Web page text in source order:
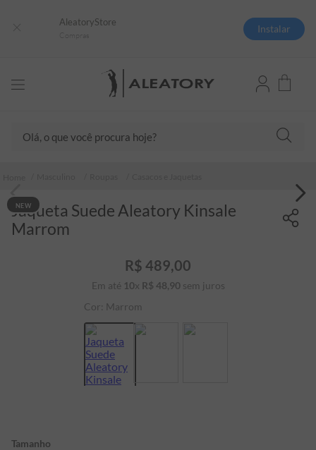
AleatoryStore
Instalar
NEW
Jaqueta Suede Aleatory Kinsale
Marrom
R$ 489,00
Em até 10x R$ 48,90 sem juros
Cor: Marrom
Tamanho
2º
camiseta listrada
4º
camiseta
5º
jaqueta
bermuda